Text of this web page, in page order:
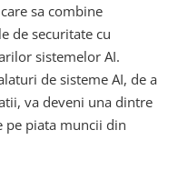
sa combine
de securitate cu
sistemelor AI.
de sisteme AI, de a
va deveni una dintre
pe piata muncii din